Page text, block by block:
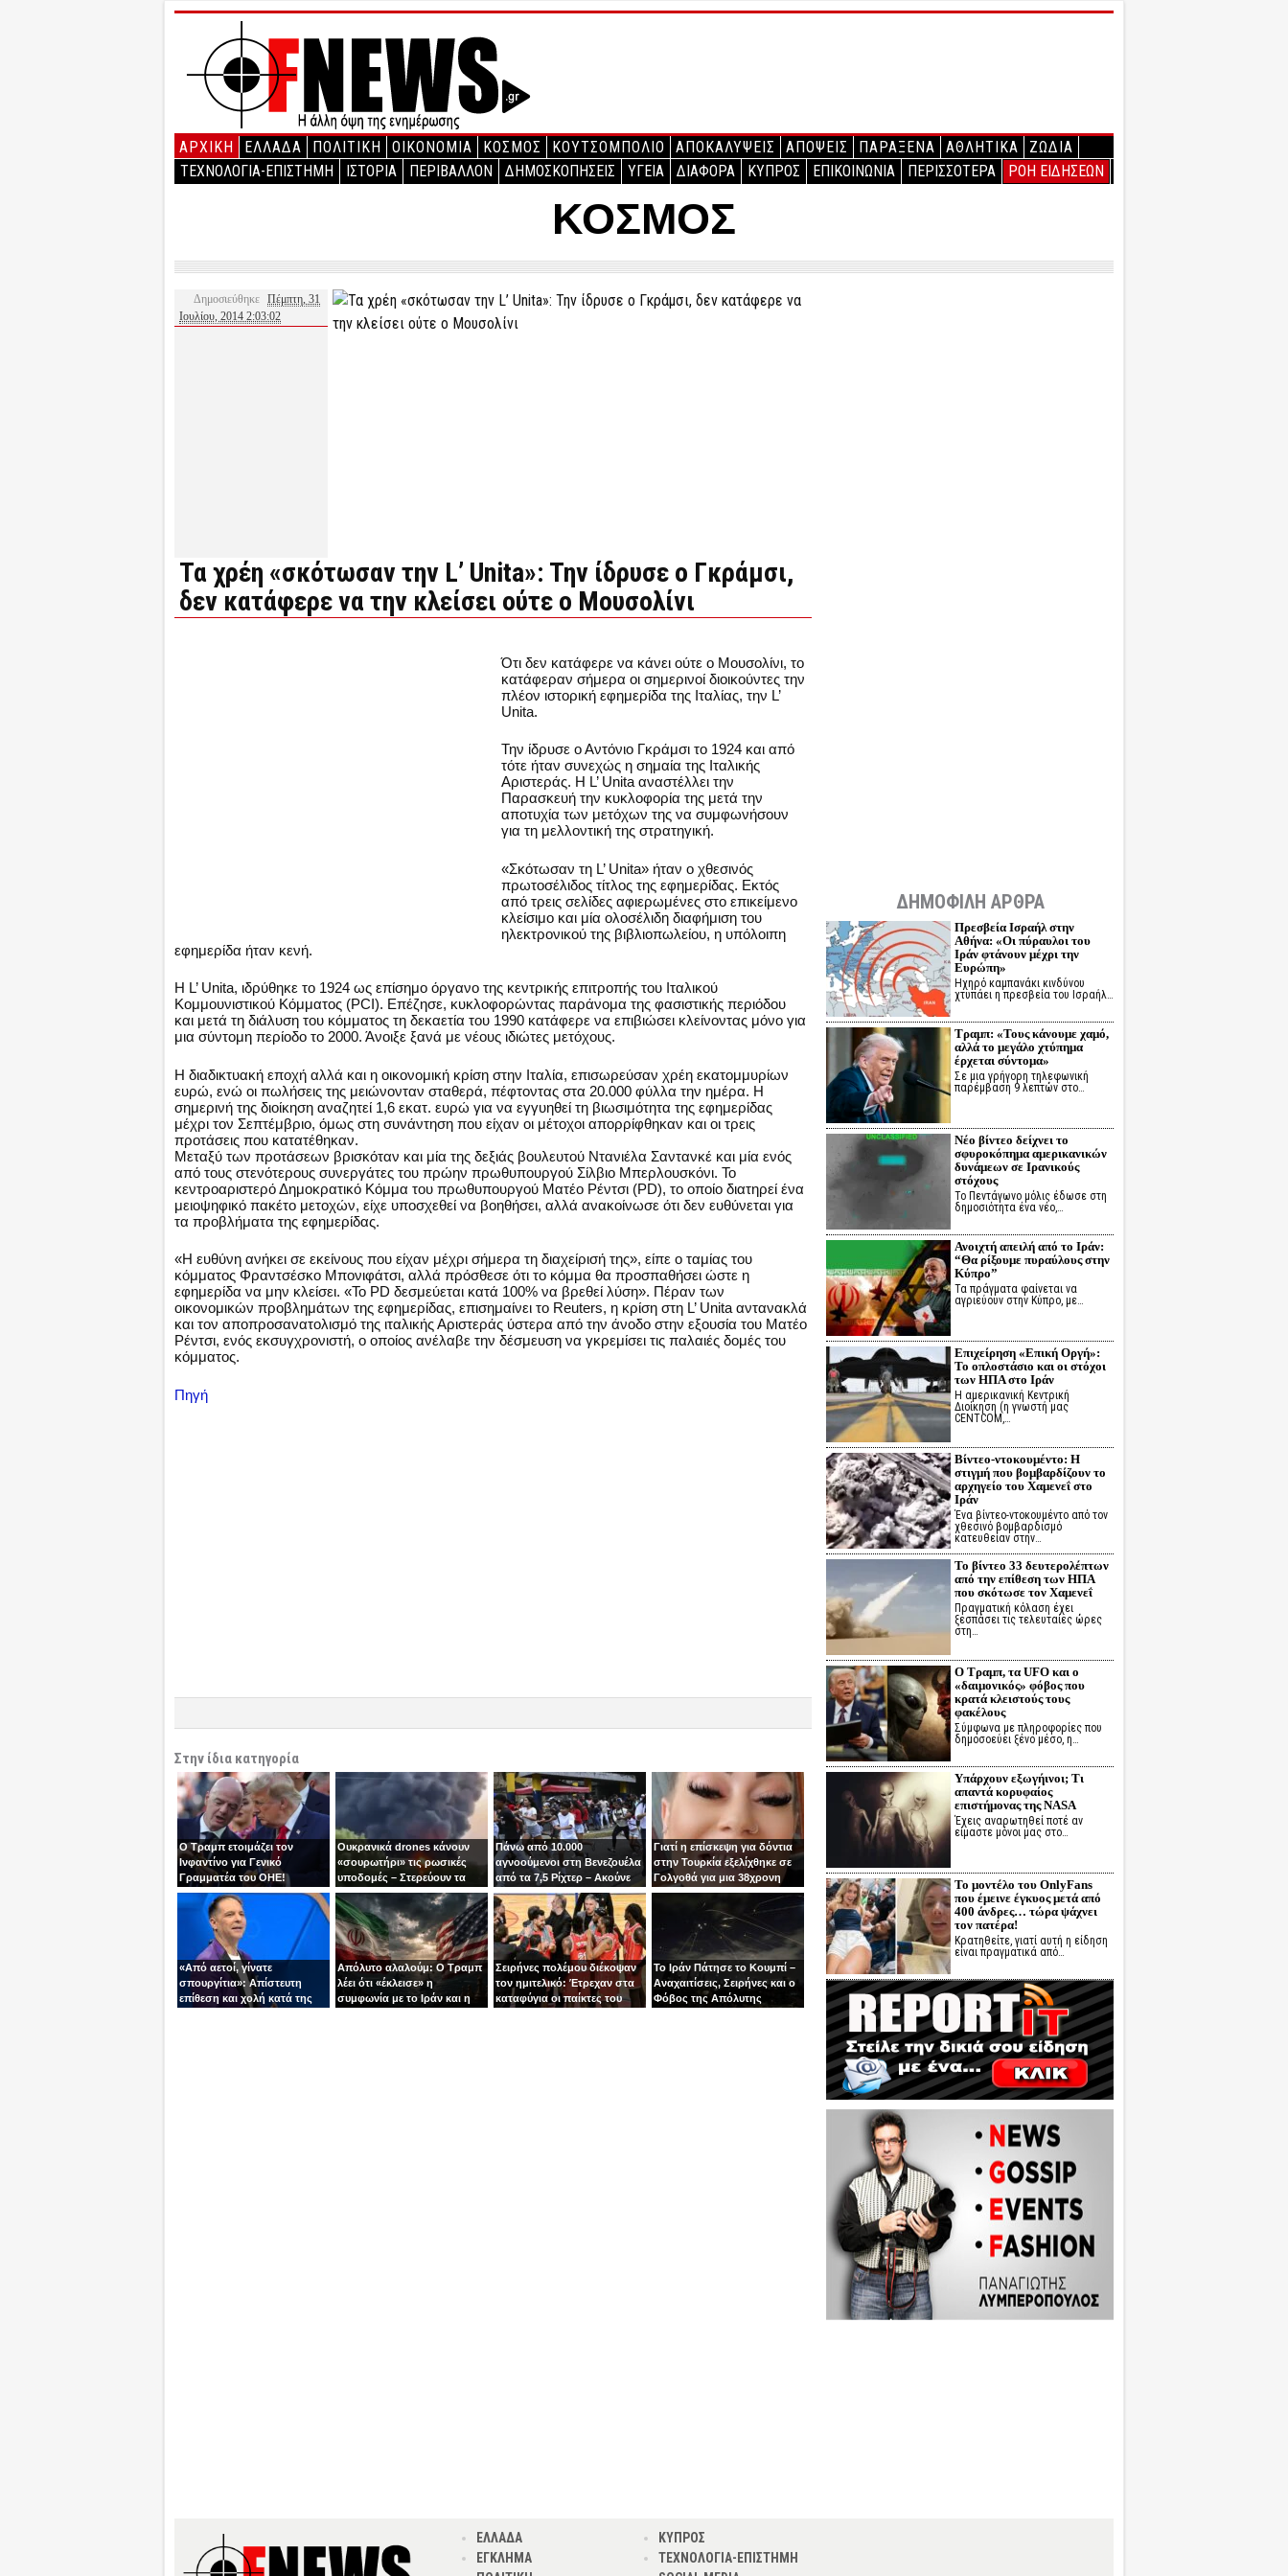
ΑΡΧΙΚΉ ΕΛΛΑΔΑ ΠΟΛΙΤΙΚΗ ΟΙΚΟΝΟΜΙΑ ΚΟΣΜΟΣ ΚΟΥΤΣΟΜΠΟΛΙΟ ΑΠΟΚΑΛΥΨΕΙΣ ΑΠΟΨΕΙΣ ΠΑΡΑΞΕΝΑ ΑΘΛΗΤΙΚΑ
ΖΩΔΙΑ
ΤΕΧΝΟΛΟΓΙΑ-ΕΠΙΣΤΗΜΗ
ΙΣΤΟΡΙΑ ΠΕΡΙΒΑΛΛΟΝ ΔΗΜΟΣΚΟΠΗΣΕΙΣ ΥΓΕΙΑ ΔΙΑΦΟΡΑ ΚΥΠΡΟΣ ΕΠΙΚΟΙΝΩΝΙΑ ΠΕΡΙΣΣΟΤΕΡΑ ΡΟΗ ΕΙΔΗΣΕΩΝ
ΚΟΣΜΟΣ
Δημοσιεύθηκε Πέμπτη, 31
Ιουλίου, 2014 2:03:02
Τα χρέη «σκότωσαν την L’ Unita»: Την ίδρυσε ο Γκράμσι,
δεν κατάφερε να την κλείσει ούτε ο Μουσολίνι
Ότι δεν κατάφερε να κάνει ούτε ο Μουσολίνι, το
κατάφεραν σήμερα οι σημερινοί διοικούντες την
πλέον ιστορική εφημερίδα της Ιταλίας, την L’
Unita.
Την ίδρυσε ο Αντόνιο Γκράμσι το 1924 και από
τότε ήταν συνεχώς η σημαία της Ιταλικής
Αριστεράς. Η L’ Unita αναστέλλει την
Παρασκευή την κυκλοφορία της μετά την
αποτυχία των μετόχων της να συμφωνήσουν
για τη μελλοντική της στρατηγική.
«Σκότωσαν τη L’ Unita» ήταν ο χθεσινός
πρωτοσέλιδος τίτλος της εφημερίδας. Εκτός
από τρεις σελίδες αφιερωμένες στο επικείμενο
κλείσιμο και μία ολοσέλιδη διαφήμιση του
ηλεκτρονικού της βιβλιοπωλείου, η υπόλοιπη
εφημερίδα ήταν κενή.
Η L’ Unita, ιδρύθηκε το 1924 ως επίσημο όργανο της κεντρικής επιτροπής του Ιταλικού
Κομμουνιστικού Κόμματος (PCI). Επέζησε, κυκλοφορώντας παράνομα της φασιστικής περιόδου
και μετά τη διάλυση του κόμματος τη δεκαετία του 1990 κατάφερε να επιβιώσει κλείνοντας μόνο για
μια σύντομη περίοδο το 2000. Άνοιξε ξανά με νέους ιδιώτες μετόχους.
Η διαδικτυακή εποχή αλλά και η οικονομική κρίση στην Ιταλία, επισωρεύσαν χρέη εκατομμυρίων
ευρώ, ενώ οι πωλήσεις της μειώνονταν σταθερά, πέφτοντας στα 20.000 φύλλα την ημέρα. Η
σημερινή της διοίκηση αναζητεί 1,6 εκατ. ευρώ για να εγγυηθεί τη βιωσιμότητα της εφημερίδας
μέχρι τον Σεπτέμβριο, όμως στη συνάντηση που είχαν οι μέτοχοι απορρίφθηκαν και οι τρεις
προτάσεις που κατατέθηκαν.
Μεταξύ των προτάσεων βρισκόταν και μία της δεξιάς βουλευτού Ντανιέλα Σαντανκέ και μία ενός
από τους στενότερους συνεργάτες του πρώην πρωθυπουργού Σίλβιο Μπερλουσκόνι. Το
κεντροαριστερό Δημοκρατικό Κόμμα του πρωθυπουργού Ματέο Ρέντσι (PD), το οποίο διατηρεί ένα
μειοψηφικό πακέτο μετοχών, είχε υποσχεθεί να βοηθήσει, αλλά ανακοίνωσε ότι δεν ευθύνεται για
τα προβλήματα της εφημερίδας.
«Η ευθύνη ανήκει σε εκείνους που είχαν μέχρι σήμερα τη διαχείρισή της», είπε ο ταμίας του
κόμματος Φραντσέσκο Μπονιφάτσι, αλλά πρόσθεσε ότι το κόμμα θα προσπαθήσει ώστε η
εφημερίδα να μην κλείσει. «Το PD δεσμεύεται κατά 100% να βρεθεί λύση». Πέραν των
οικονομικών προβλημάτων της εφημερίδας, επισημαίνει το Reuters, η κρίση στη L’ Unita αντανακλά
και τον αποπροσανατολισμό της ιταλικής Αριστεράς ύστερα από την άνοδο στην εξουσία του Ματέο
Ρέντσι, ενός εκσυγχρονιστή, ο οποίος ανέλαβε την δέσμευση να γκρεμίσει τις παλαιές δομές του
κόμματος.
Πηγή
Στην ίδια κατηγορία
Ο Τραμπ ετοιμάζει τον
Ινφαντίνο για Γενικό
Γραμματέα του ΟΗΕ!
Ουκρανικά drones κάνουν
«σουρωτήρι» τις ρωσικές
υποδομές – Στερεύουν τα
καύσιμα του Πούτιν
Πάνω από 10.000
αγνοούμενοι στη Βενεζουέλα
από τα 7,5 Ρίχτερ – Ακούνε
φωνές κάτω από τα
συντρίμμια
Γιατί η επίσκεψη για δόντια
στην Τουρκία εξελίχθηκε σε
Γολγοθά για μια 38χρονη
μητέρα
«Από αετοί, γίνατε
σπουργίτια»: Απίστευτη
επίθεση και χολή κατά της
Απόλυτο αλαλούμ: Ο Τραμπ
λέει ότι «έκλεισε» η
συμφωνία με το Ιράν και η
Σειρήνες πολέμου διέκοψαν
τον ημιτελικό: Έτρεχαν στα
καταφύγια οι παίκτες του
Το Ιράν Πάτησε το Κουμπί –
Αναχαιτίσεις, Σειρήνες και ο
Φόβος της Απόλυτης
ΔΗΜΟΦΙΛΗ ΑΡΘΡΑ
Πρεσβεία Ισραήλ στην
Αθήνα: «Οι πύραυλοι του
Ιράν φτάνουν μέχρι την
Ευρώπη»
Ηχηρό καμπανάκι κινδύνου
χτυπάει η πρεσβεία του Ισραήλ…
Τραμπ: «Τους κάνουμε χαμό,
αλλά το μεγάλο χτύπημα
έρχεται σύντομα»
Σε μια γρήγορη τηλεφωνική
παρέμβαση 9 λεπτών στο…
Νέο βίντεο δείχνει το
σφυροκόπημα αμερικανικών
δυνάμεων σε Ιρανικούς
στόχους
Το Πεντάγωνο μόλις έδωσε στη
δημοσιότητα ένα νέο,…
Ανοιχτή απειλή από το Ιράν:
“Θα ρίξουμε πυραύλους στην
Κύπρο”
Τα πράγματα φαίνεται να
αγριεύουν στην Κύπρο, με…
Επιχείρηση «Επική Οργή»:
Το οπλοστάσιο και οι στόχοι
των ΗΠΑ στο Ιράν
Η αμερικανική Κεντρική
Διοίκηση (η γνωστή μας
CENTCOM,…
Βίντεο-ντοκουμέντο: Η
στιγμή που βομβαρδίζουν το
αρχηγείο του Χαμενεΐ στο
Ιράν
Ένα βίντεο-ντοκουμέντο από τον
χθεσινό βομβαρδισμό
κατευθείαν στην…
Το βίντεο 33 δευτερολέπτων
από την επίθεση των ΗΠΑ
που σκότωσε τον Χαμενεΐ
Πραγματική κόλαση έχει
ξεσπάσει τις τελευταίες ώρες
στη…
Ο Τραμπ, τα UFO και ο
«δαιμονικός» φόβος που
κρατά κλειστούς τους
φακέλους
Σύμφωνα με πληροφορίες που
δημοσοεύει ξένο μέσο, η…
Υπάρχουν εξωγήινοι; Τι
απαντά κορυφαίος
επιστήμονας της NASA
Έχεις αναρωτηθεί ποτέ αν
είμαστε μόνοι μας στο…
Το μοντέλο του OnlyFans
που έμεινε έγκυος μετά από
400 άνδρες… τώρα ψάχνει
τον πατέρα!
Κρατηθείτε, γιατί αυτή η είδηση
είναι πραγματικά από…
ΕΛΛΑΔΑ
ΕΓΚΛΗΜΑ
ΚΥΠΡΟΣ
ΤΕΧΝΟΛΟΓΙΑ-ΕΠΙΣΤΗΜΗ